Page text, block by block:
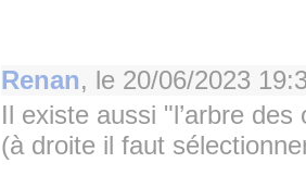
Renan, le 20/06/2023
Il existe aussi "l’arbre
(à droite il faut